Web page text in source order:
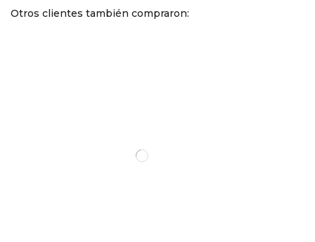
Otros clientes también compraron: